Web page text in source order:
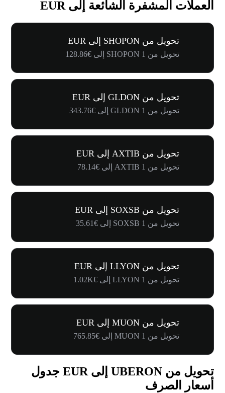
العملات المشفرة الشائعة إلى EUR
تحويل من SHOPON إلى EUR
تحويل من 1 SHOPON إلى €128.86
تحويل من GLDON إلى EUR
تحويل من 1 GLDON إلى €343.76
تحويل من AXTIB إلى EUR
تحويل من 1 AXTIB إلى €78.14
تحويل من SOXSB إلى EUR
تحويل من 1 SOXSB إلى €35.61
تحويل من LLYON إلى EUR
تحويل من 1 LLYON إلى €1.02K
تحويل من MUON إلى EUR
تحويل من 1 MUON إلى €765.85
تحويل من UBERON إلى EUR جدول
أسعار الصرف